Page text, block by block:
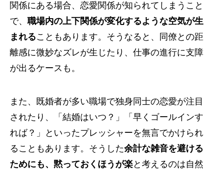
関係にある場合、恋愛関係が知られてしまうこと
で、 職場内の上下関係が変化するような空気が生
まれることもあります。そうなると、同僚との距
離感に微妙なズレが生じたり、仕事の進行に支障
が出るケースも。
また、既婚者が多い職場で独身同士の恋愛が注目
されたり、「結婚はいつ？」「早くゴールインす
れば？」といったプレッシャーを無言でかけられ
ることもあります。そうした余計な雑音を避ける
ためにも、黙っておくほうが楽と考えるのは自然